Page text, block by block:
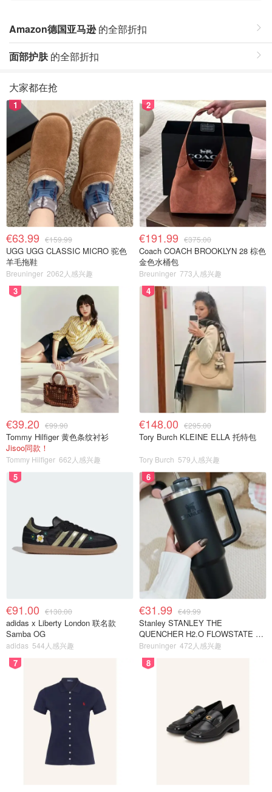
Amazon德国亚马逊的全部折扣
面部护肤的全部折扣
大家都在抢
1
€63.99 €159.99
UGG UGG CLASSIC MICRO 驼色
羊毛拖鞋
Breuninger 2062人感兴趣
2
€191.99 €375.00
Coach COACH BROOKLYN 28 棕色
金色水桶包
Breuninger 773人感兴趣
3
€39.20 €99.90
Tommy Hilfiger 黄色条纹衬衫
Jisoo同款！
Tommy Hilfiger 662人感兴趣
4
€148.00 €295.00
Tory Burch KLEINE ELLA 托特包
Tory Burch 579人感兴趣
5
€91.00 €130.00
adidas x Liberty London 联名款
Samba OG
adidas 544人感兴趣
6
€31.99 €49.99
Stanley STANLEY THE
QUENCHER H2.O FLOWSTATE 保
温杯 1.18L 黑色
Breuninger 472人感兴趣
7 8